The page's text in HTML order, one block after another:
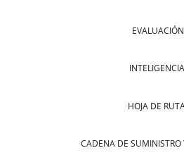
HOJA DE
CADENA DE SUMINISTRO